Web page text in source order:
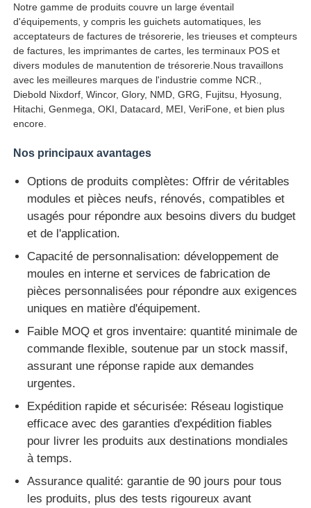
Notre gamme de produits couvre un large éventail
d'équipements, y compris les guichets automatiques, les
acceptateurs de factures de trésorerie, les trieuses et compteurs
de factures, les imprimantes de cartes, les terminaux POS et
divers modules de manutention de trésorerie.Nous travaillons
avec les meilleures marques de l'industrie comme NCR.,
Diebold Nixdorf, Wincor, Glory, NMD, GRG, Fujitsu, Hyosung,
Hitachi, Genmega, OKI, Datacard, MEI, VeriFone, et bien plus
encore.
Nos principaux avantages
Options de produits complètes: Offrir de véritables
modules et pièces neufs, rénovés, compatibles et
usagés pour répondre aux besoins divers du budget
et de l'application.
Capacité de personnalisation: développement de
moules en interne et services de fabrication de
pièces personnalisées pour répondre aux exigences
uniques en matière d'équipement.
Faible MOQ et gros inventaire: quantité minimale de
commande flexible, soutenue par un stock massif,
assurant une réponse rapide aux demandes
urgentes.
Expédition rapide et sécurisée: Réseau logistique
efficace avec des garanties d'expédition fiables
pour livrer les produits aux destinations mondiales
à temps.
Assurance qualité: garantie de 90 jours pour tous
les produits, plus des tests rigoureux avant